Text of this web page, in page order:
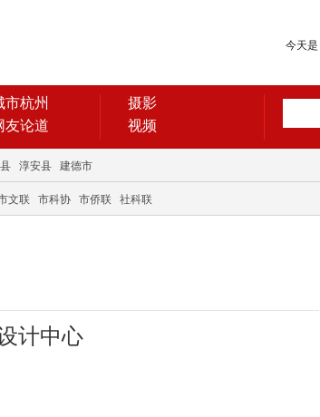
今天是
市杭州
友论道
摄影
视频
淳安县 建德市
文联 市科协 市侨联 社科联
计中心